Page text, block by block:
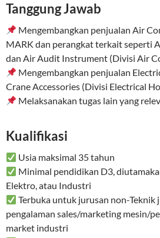
Tanggung Jawab
Mengembangkan penjualan Air
MARK dan perangkat terkait seperti
dan Air Audit Instrument (Divisi Air
Mengembangkan penjualan
Crane Accessories (Divisi Electrical
Melaksanakan tugas lain yang
Kualifikasi
Usia maksimal 35 tahun
Minimal pendidikan D3,
Elektro, atau Industri
Terbuka untuk jurusan non-Teknik
pengalaman sales/marketing mesin/
market industri